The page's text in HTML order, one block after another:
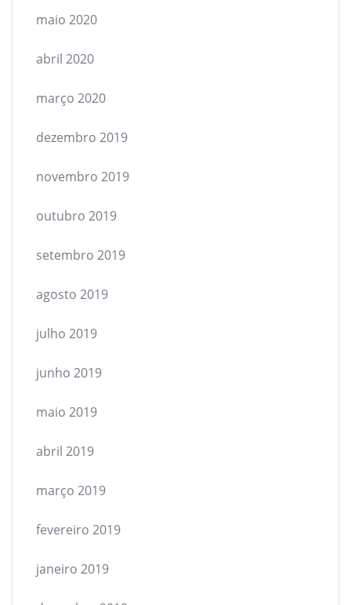
maio 2020
abril 2020
março 2020
dezembro 2019
novembro 2019
outubro 2019
setembro 2019
agosto 2019
julho 2019
junho 2019
maio 2019
abril 2019
março 2019
fevereiro 2019
janeiro 2019